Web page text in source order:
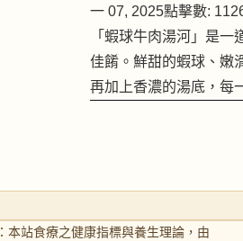
一 07, 2025點擊數:
「蝦球牛肉湯河」是
佳餚。鮮甜的蝦球、嫩
再加上香濃的湯底，每
：本站食療之健康指標與養生理論，由